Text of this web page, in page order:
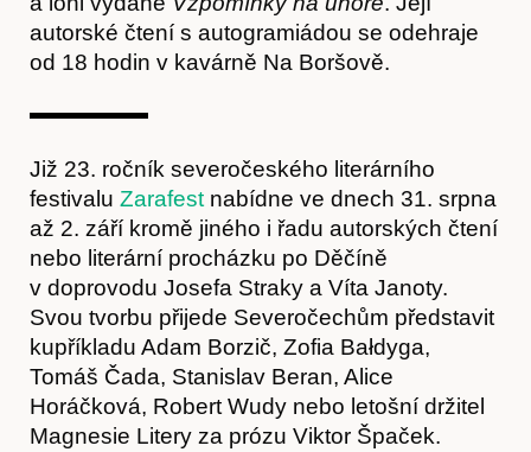
Hostcast
autorské čtení s autogramiádou se odehraje
od 18 hodin v kavárně Na Boršově.
Již 23. ročník severočeského literárního
festivalu Zarafest nabídne ve dnech 31. srpna
až 2. září kromě jiného i řadu autorských čtení
nebo literární procházku po Děčíně
v doprovodu Josefa Straky a Víta Janoty.
Svou tvorbu přijede Severočechům představit
kupříkladu Adam Borzič, Zofia Bałdyga,
Tomáš Čada, Stanislav Beran, Alice
Horáčková, Robert Wudy nebo letošní držitel
Magnesie Litery za prózu Viktor Špaček.